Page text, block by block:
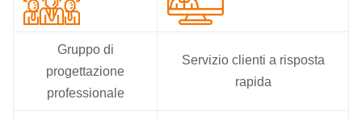
Gruppo di
progettazione
professionale
Servizio clienti a risposta
rapida